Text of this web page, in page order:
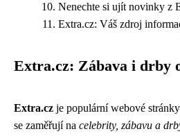
Nenechte si ujít novinky z
Extra.cz: Váš zdroj
Extra.cz: Zábava i drby
Extra.cz je populární webové
se zaměřují na celebrity, zábavu a